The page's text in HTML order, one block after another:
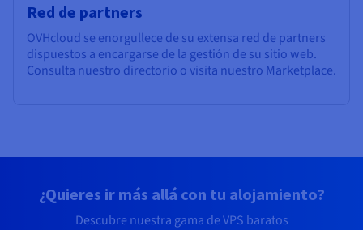
Red de partners
OVHcloud se enorgullece de su extensa red de partners
dispuestos a encargarse de la gestión de su sitio web.
Consulta nuestro directorio o visita nuestro Marketplace.
¿Quieres ir más allá con tu alojamiento?
Descubre nuestra gama de VPS baratos